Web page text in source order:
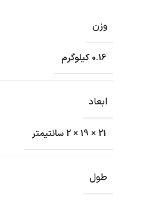
وزن
0.16 کیلوگرم
ابعاد
21 × 19 × 2 سانتیمتر
طول